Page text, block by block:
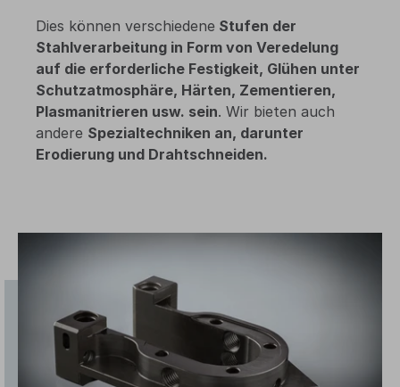
Dies können verschiedene Stufen der
Stahlverarbeitung in Form von Veredelung
auf die erforderliche Festigkeit, Glühen unter
Schutzatmosphäre, Härten, Zementieren,
Plasmanitrieren usw. sein. Wir bieten auch
andere Spezialtechniken an, darunter
Erodierung und Drahtschneiden.